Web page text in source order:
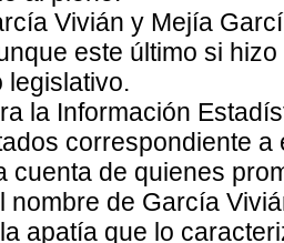
Vivián y Mejía
este último si
legislativo.
la Información
correspondiente a
cuenta de quienes
nombre de García
apatía que lo